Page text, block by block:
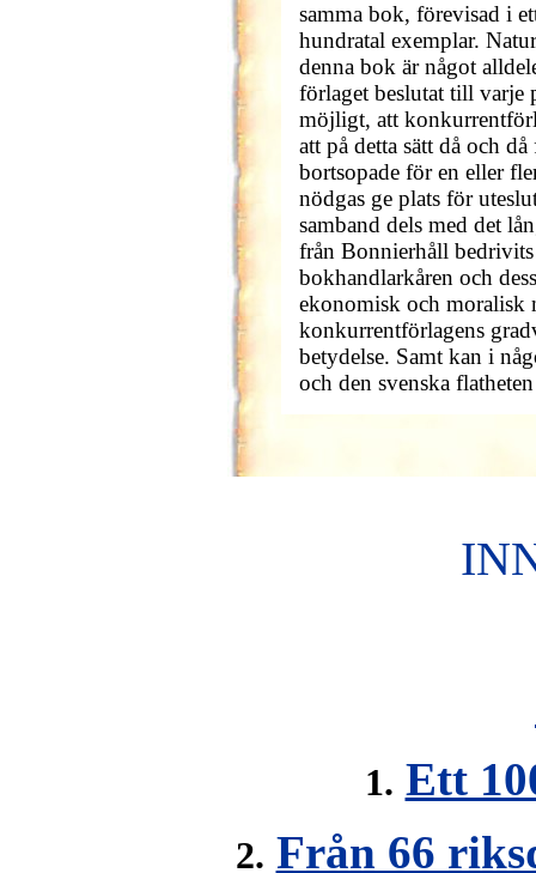
samma bok, förevisad i
hundratal exemplar.
denna bok är något
förlaget beslutat till varje
möjligt, att
att på detta sätt då och
bortsopade för en eller
nödgas ge plats för
samband dels med det
från Bonnierhåll
bokhandlarkåren och
ekonomisk och moralisk
konkurrentförlagens
betydelse. Samt kan i
och den svenska
1. Ett
2. Från 66